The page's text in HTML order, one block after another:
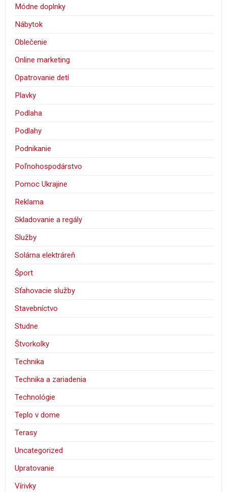
Módne doplnky
Nábytok
Oblečenie
Online marketing
Opatrovanie detí
Plavky
Podlaha
Podlahy
Podnikanie
Poľnohospodárstvo
Pomoc Ukrajine
Reklama
Skladovanie a regály
Služby
Solárna elektráreň
Šport
Sťahovacie služby
Stavebníctvo
Studne
Štvorkolky
Technika
Technika a zariadenia
Technológie
Teplo v dome
Terasy
Uncategorized
Upratovanie
Vírivky